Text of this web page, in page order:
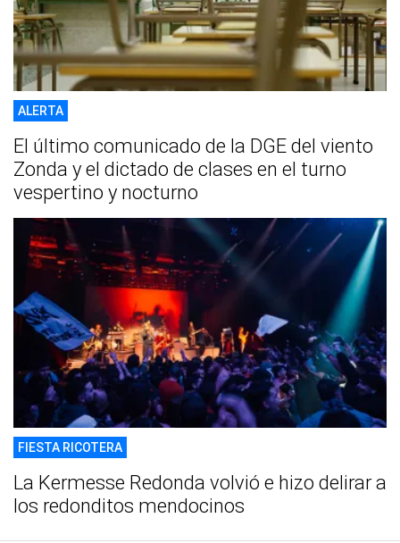
ALERTA
El último comunicado de la DGE del viento
Zonda y el dictado de clases en el turno
vespertino y nocturno
FIESTA RICOTERA
La Kermesse Redonda volvió e hizo delirar a
los redonditos mendocinos